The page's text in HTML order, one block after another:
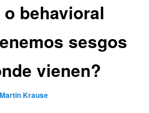
behavioral
sesgos
vienen?
Martin Krause